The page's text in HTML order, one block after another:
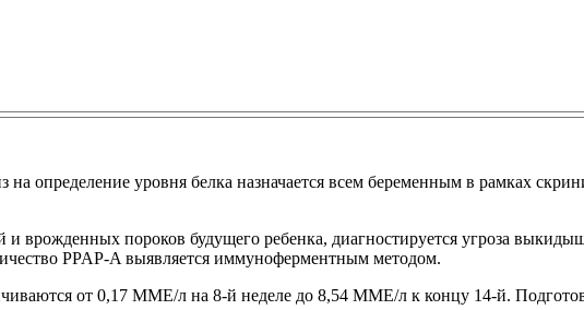
определение уровня белка назначается всем беременным в рамках
врожденных пороков будущего ребенка, диагностируется угроза
PPAP-A выявляется иммуноферментным методом.
от 0,17 ММЕ/л на 8-й неделе до 8,54 ММЕ/л к концу 14-й.